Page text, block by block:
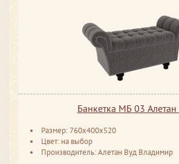
Банкетка МБ 03 Алетан
Размер: 760x400x520
Цвет: на выбор
Производитель: Алетан Вуд Владимир